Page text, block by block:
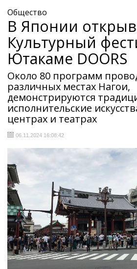
Общество
В Японии
Культурный
Ютакаме DOORS
Около 80 программ
различных местах Нагои,
демонстрируются
исполнительские
центрах и театрах
06.11.2024 16:08:42